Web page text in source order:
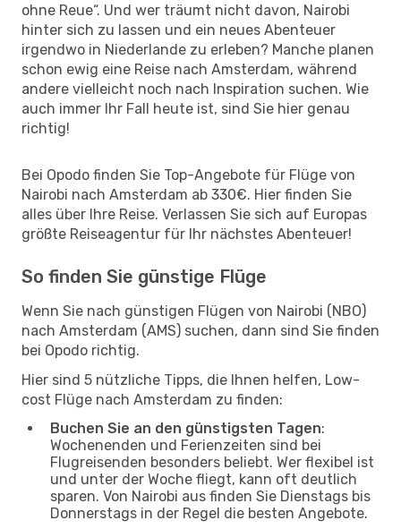
ohne Reue“. Und wer träumt nicht davon, Nairobi
hinter sich zu lassen und ein neues Abenteuer
irgendwo in Niederlande zu erleben? Manche planen
schon ewig eine Reise nach Amsterdam, während
andere vielleicht noch nach Inspiration suchen. Wie
auch immer Ihr Fall heute ist, sind Sie hier genau
richtig!
Bei Opodo finden Sie Top-Angebote für Flüge von
Nairobi nach Amsterdam ab 330€. Hier finden Sie
alles über Ihre Reise. Verlassen Sie sich auf Europas
größte Reiseagentur für Ihr nächstes Abenteuer!
So finden Sie günstige Flüge
Wenn Sie nach günstigen Flügen von Nairobi (NBO)
nach Amsterdam (AMS) suchen, dann sind Sie finden
bei Opodo richtig.
Hier sind 5 nützliche Tipps, die Ihnen helfen, Low-
cost Flüge nach Amsterdam zu finden:
Buchen Sie an den günstigsten Tagen:
Wochenenden und Ferienzeiten sind bei
Flugreisenden besonders beliebt. Wer flexibel ist
und unter der Woche fliegt, kann oft deutlich
sparen. Von Nairobi aus finden Sie Dienstags bis
Donnerstags in der Regel die besten Angebote.